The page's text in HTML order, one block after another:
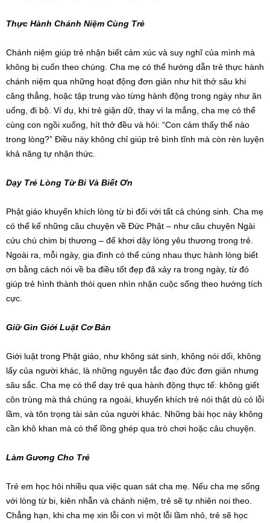
Thực Hành Chánh Niệm Cùng Trẻ
Chánh niệm giúp trẻ nhận biết cảm xúc và suy nghĩ của mình mà
không bị cuốn theo chúng. Cha mẹ có thể hướng dẫn trẻ thực hành
chánh niệm qua những hoạt động đơn giản như hít thở sâu khi
căng thẳng, hoặc tập trung vào từng hành động trong ngày như ăn
uống, đi bộ. Ví dụ, khi trẻ giận dữ, thay vì la mắng, cha mẹ có thể
cùng con ngồi xuống, hít thở đều và hỏi: “Con cảm thấy thế nào
trong lòng?” Điều này không chỉ giúp trẻ bình tĩnh mà còn rèn luyện
khả năng tự nhận thức.
Dạy Trẻ Lòng Từ Bi Và Biết Ơn
Phật giáo khuyến khích lòng từ bi đối với tất cả chúng sinh. Cha mẹ
có thể kể những câu chuyện về Đức Phật – như câu chuyện Ngài
cứu chú chim bị thương – để khơi dậy lòng yêu thương trong trẻ.
Ngoài ra, mỗi ngày, gia đình có thể cùng nhau thực hành lòng biết
ơn bằng cách nói về ba điều tốt đẹp đã xảy ra trong ngày, từ đó
giúp trẻ hình thành thói quen nhìn nhận cuộc sống theo hướng tích
cực.
Giữ Gìn Giới Luật Cơ Bản
Giới luật trong Phật giáo, như không sát sinh, không nói dối, không
lấy của người khác, là những nguyên tắc đạo đức đơn giản nhưng
sâu sắc. Cha mẹ có thể dạy trẻ qua hành động thực tế: không giết
côn trùng mà thả chúng ra ngoài, khuyến khích trẻ nói thật dù có lỗi
lầm, và tôn trọng tài sản của người khác. Những bài học này không
cần khô khan mà có thể lồng ghép qua trò chơi hoặc câu chuyện.
Làm Gương Cho Trẻ
Trẻ em học hỏi nhiều qua việc quan sát cha mẹ. Nếu cha mẹ sống
với lòng từ bi, kiên nhẫn và chánh niệm, trẻ sẽ tự nhiên noi theo.
Chẳng hạn, khi cha mẹ xin lỗi con vì một lỗi lầm nhỏ, trẻ sẽ học